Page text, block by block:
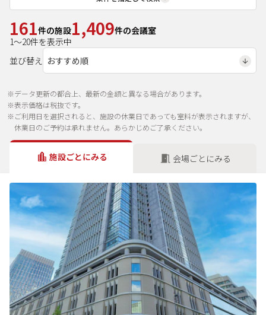
161件の施設1,409件の会議室
1～20件を表示中
並び替え
※データ更新の都合上、最新の金額と異なる場合があります。
※表示価格は税抜です。
※ご利用日を選択されると、施設の休業日であっても室料が表示されますが、
休業日のご予約は承れません。あらかじめご了承ください。
施設ごとにみる 会場ごとにみる